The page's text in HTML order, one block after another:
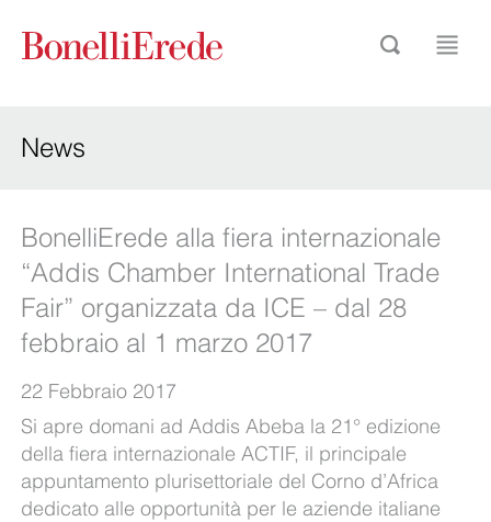
News
BonelliErede alla fiera internazionale
“Addis Chamber International Trade
Fair” organizzata da ICE – dal 28
febbraio al 1 marzo 2017
22 Febbraio 2017
Si apre domani ad Addis Abeba la 21° edizione
della fiera internazionale ACTIF, il principale
appuntamento plurisettoriale del Corno d’Africa
dedicato alle opportunità per le aziende italiane